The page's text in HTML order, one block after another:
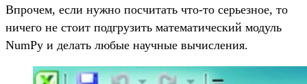
Впрочем, если нужно посчитать что-то серьезное, то
ничего не стоит подгрузить математический модуль
NumPy и делать любые научные вычисления.